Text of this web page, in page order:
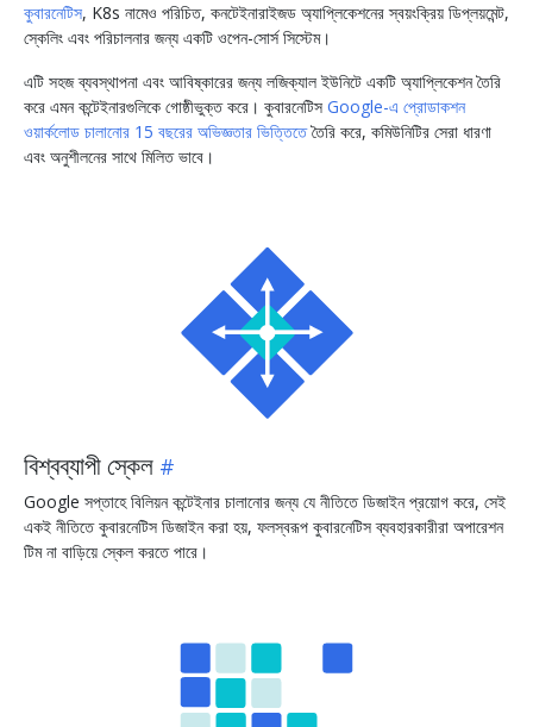
কুবারনেটিস, K8s নামেও পরিচিত, কনটেইনারাইজড অ্যাপ্লিকেশনের স্বয়ংক্রিয় ডিপ্লয়মেন্ট,
স্কেলিং এবং পরিচালনার জন্য একটি ওপেন-সোর্স সিস্টেম।
এটি সহজ ব্যবস্থাপনা এবং আবিষ্কারের জন্য লজিক্যাল ইউনিটে একটি অ্যাপ্লিকেশন তৈরি
করে এমন কন্টেইনারগুলিকে গোষ্ঠীভুক্ত করে। কুবারনেটিস Google-এ প্রোডাকশন
ওয়ার্কলোড চালানোর 15 বছরের অভিজ্ঞতার ভিত্তিতেতৈরি করে, কমিউনিটির সেরা ধারণা
এবং অনুশীলনের সাথে মিলিত ভাবে।
বিশ্বব্যাপী স্কেল
Google সপ্তাহে বিলিয়ন কন্টেইনার চালানোর জন্য যে নীতিতে ডিজাইন প্রয়োগ করে, সেই
একই নীতিতে কুবারনেটিস ডিজাইন করা হয়, ফলস্বরূপ কুবারনেটিস ব্যবহারকারীরা অপারেশন
টিম না বাড়িয়ে স্কেল করতে পারে।